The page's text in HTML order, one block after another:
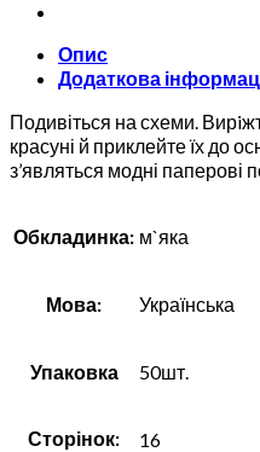
Опис
Додаткова
Подивіться на схеми.
красуні й приклейте їх до
з’являться модні паперові
Обкладинка: м`яка
Мова: Українська
Упаковка 50шт.
Сторінок: 16